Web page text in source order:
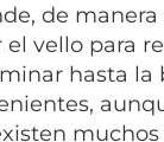
de
vello para
hasta